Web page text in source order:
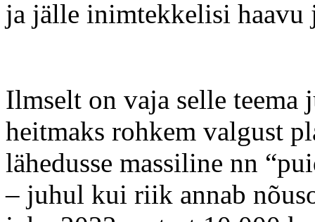
ja jälle inimtekkelisi haavu
Ilmselt on vaja selle teema
heitmaks rohkem valgust
lähedusse massiline nn
– juhul kui riik annab